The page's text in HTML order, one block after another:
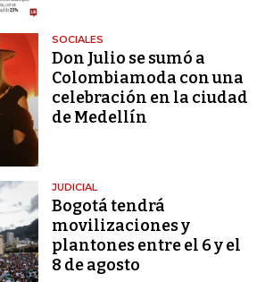
SOCIALES
Don Julio se sumó a
Colombiamoda con una
celebración en la ciudad
de Medellín
JUDICIAL
Bogotá tendrá
movilizaciones y
plantones entre el 6 y el
8 de agosto